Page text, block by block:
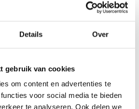
Details Over
gebruik van cookies
om content en advertenties te
voor social media te bieden
te analyseren. Ook delen we